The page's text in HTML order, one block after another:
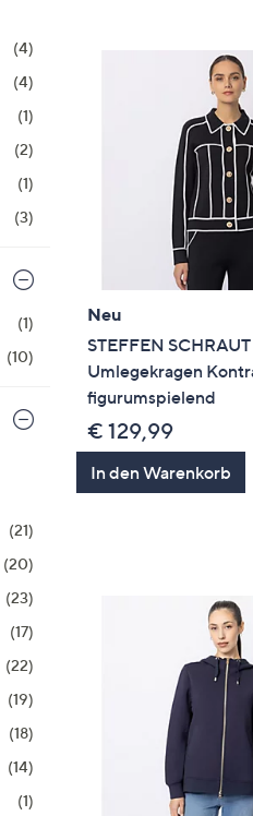
anzuzeigen.
(4)
(4)
(1)
(2)
(1)
(3)
(1)
(10)
(21)
(20)
(23)
(17)
(22)
(19)
(18)
(14)
(1)
Neu
STEFFEN
Umlegekragen
figurumspielend
€ 129,99
In den Warenkorb